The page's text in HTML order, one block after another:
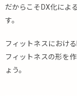
だからこそDX化によ
す。
フィットネスにおけ
フィットネスの形を
ょう。